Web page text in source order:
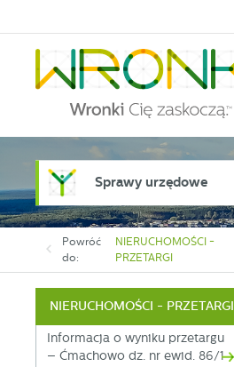
Sprawy urzędowe
Powróć
do:
NIERUCHOMOŚCI -
PRZETARGI
NIERUCHOMOŚCI - PRZETARGI
Informacja o wyniku przetargu
– Ćmachowo dz. nr ewid. 86/1